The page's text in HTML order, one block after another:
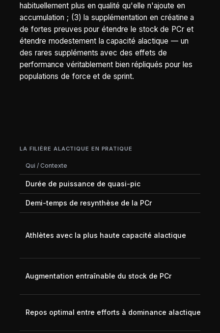
habituellement plus en qualité qu'elle n'ajoute en
accumulation ; (3) la supplémentation en créatine a
de fortes preuves pour étendre le stock de PCr et
étendre modestement la capacité alactique — un
des rares suppléments avec des effets de
performance véritablement bien répliqués pour les
populations de force et de sprint.
LA FILIÈRE ALACTIQUE EN PRATIQUE
Qui / Contexte
Durée de puissance de quasi-pic
Demi-temps de resynthèse de la PCr
Athlètes avec la plus haute capacité alactique
Augmentation entraînable du stock de PCr
Repos optimal entre efforts à dominance alactique